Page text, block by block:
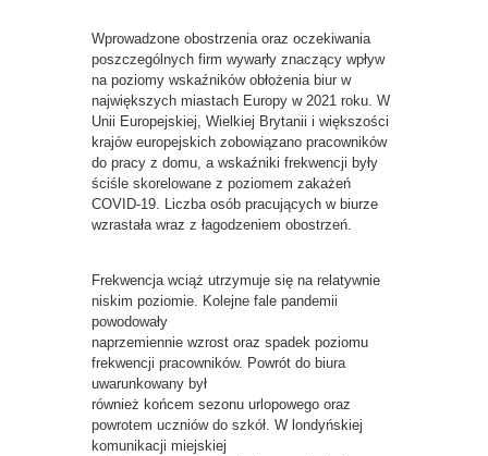
Wprowadzone obostrzenia oraz oczekiwania
poszczególnych firm wywarły znaczący wpływ
na poziomy wskaźników obłożenia biur w
największych miastach Europy w 2021 roku. W
Unii Europejskiej, Wielkiej Brytanii i większości
krajów europejskich zobowiązano pracowników
do pracy z domu, a wskaźniki frekwencji były
ściśle skorelowane z poziomem zakażeń
COVID-19. Liczba osób pracujących w biurze
wzrastała wraz z łagodzeniem obostrzeń.
Frekwencja wciąż utrzymuje się na relatywnie
niskim poziomie. Kolejne fale pandemii
powodowały
naprzemiennie wzrost oraz spadek poziomu
frekwencji pracowników. Powrót do biura
uwarunkowany był
również końcem sezonu urlopowego oraz
powrotem uczniów do szkół. W londyńskiej
komunikacji miejskiej